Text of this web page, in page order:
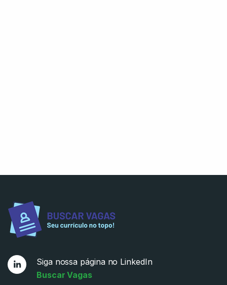
Siga nossa página no LinkedIn
Buscar Vagas